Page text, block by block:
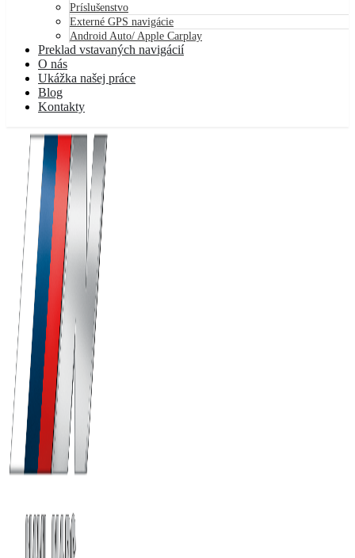
Príslušenstvo
Externé GPS navigácie
Android Auto/ Apple Carplay
Preklad vstavaných navigácií
O nás
Ukážka našej práce
Blog
Kontakty